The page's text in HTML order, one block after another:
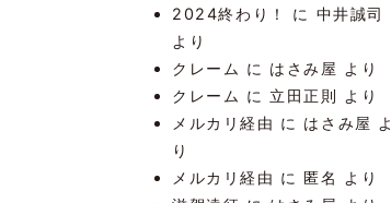
2024終わり！
に 中井誠司
より
クレーム に はさみ屋 より
クレーム に 立田正則 より
メルカリ経由 に はさみ屋 よ
り
メルカリ経由 に匿名
より